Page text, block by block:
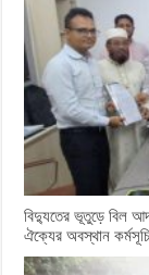
বিদ্যুতের ভূতুড়ে বিল
ঐক্যের অবস্থান